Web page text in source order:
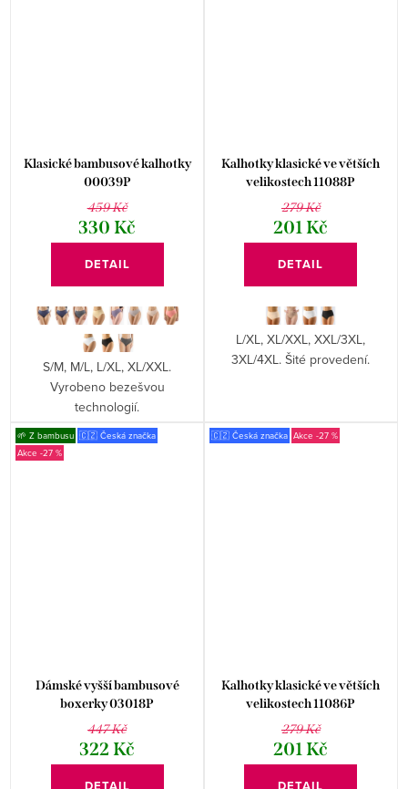
Klasické bambusové kalhotky
00039P
459 Kč
330 Kč
DETAIL
S/M, M/L, L/XL, XL/XXL.
Vyrobeno bezešvou
technologií.
Kalhotky klasické ve větších
velikostech 11088P
279 Kč
201 Kč
DETAIL
L/XL, XL/XXL, XXL/3XL,
3XL/4XL. Šité provedení.
🌱 Z bambusu 🇨🇿 Česká značka
-27 %
Dámské vyšší bambusové
boxerky 03018P
447 Kč
322 Kč
DETAIL
🇨🇿 Česká značka -27 %
Kalhotky klasické ve větších
velikostech 11086P
279 Kč
201 Kč
DETAIL